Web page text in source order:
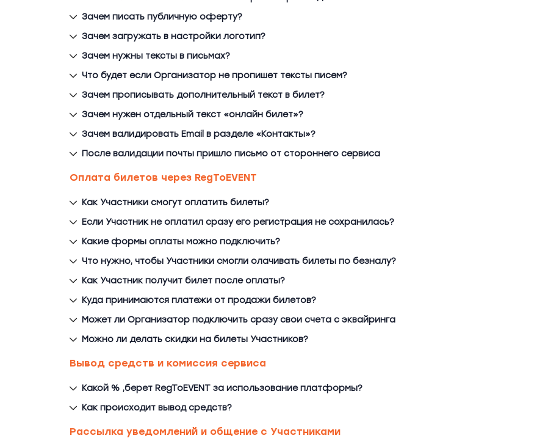
Зачем писать публичную оферту?
Зачем загружать в настройки логотип?
Зачем нужны тексты в письмах?
Что будет если Организатор не пропишет тексты писем?
Зачем прописывать дополнительный текст в билет?
Зачем нужен отдельный текст «онлайн билет»?
Зачем валидировать Email в разделе «Контакты»?
После валидации почты пришло письмо от стороннего сервиса
Оплата билетов через RegToEVENT
Как Участники смогут оплатить билеты?
Если Участник не оплатил сразу его регистрация не сохранилась?
Какие формы оплаты можно подключить?
Что нужно, чтобы Участники смогли олачивать билеты по безналу?
Как Участник получит билет после оплаты?
Куда принимаются платежи от продажи билетов?
Может ли Организатор подключить сразу свои счета с эквайринга
Можно ли делать скидки на билеты Участников?
Вывод средств и комиссия сервиса
Какой % ,берет RegToEVENT за использование платформы?
Как происходит вывод средств?
Рассылка уведомлений и общение с Участниками